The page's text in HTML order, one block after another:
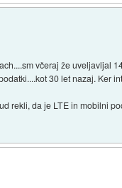
včeraj že uveljavljal
30 let nazaj. Ker
rekli, da je LTE in mobilni